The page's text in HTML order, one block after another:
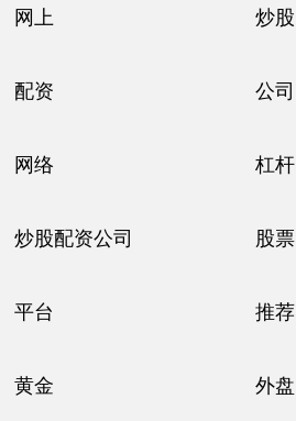
网上 炒股
配资 公司
网络 杠杆
炒股配资公司 股票
平台 推荐
黄金 外盘